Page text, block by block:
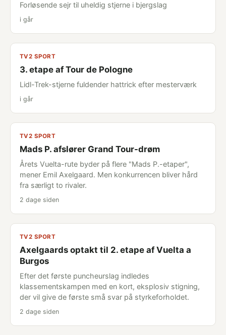
Forløsende sejr til uheldig stjerne i bjergslag
i går
TV2 SPORT
3. etape af Tour de Pologne
Lidl-Trek-stjerne fuldender hattrick efter mesterværk
i går
TV2 SPORT
Mads P. afslører Grand Tour-drøm
Årets Vuelta-rute byder på flere "Mads P.-etaper",
mener Emil Axelgaard. Men konkurrencen bliver hård
fra særligt to rivaler.
2 dage siden
TV2 SPORT
Axelgaards optakt til 2. etape af Vuelta a
Burgos
Efter det første puncheurslag indledes
klassementskampen med en kort, eksplosiv stigning,
der vil give de første små svar på styrkeforholdet.
2 dage siden